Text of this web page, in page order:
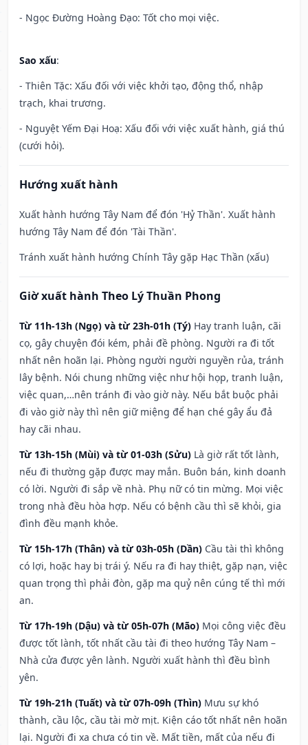
- Ngọc Đường Hoàng Đạo: Tốt cho mọi việc.
Sao xấu:
- Thiên Tặc: Xấu đối với việc khởi tạo, động thổ, nhập
trạch, khai trương.
- Nguyệt Yếm Đại Hoạ: Xấu đối với việc xuất hành, giá thú
(cưới hỏi).
Hướng xuất hành
Xuất hành hướng Tây Nam để đón 'Hỷ Thần'. Xuất hành
hướng Tây Nam để đón 'Tài Thần'.
Tránh xuất hành hướng Chính Tây gặp Hạc Thần (xấu)
Giờ xuất hành Theo Lý Thuần Phong
Từ 11h-13h (Ngọ) và từ 23h-01h (Tý) Hay tranh luận, cãi
cọ, gây chuyện đói kém, phải đề phòng. Người ra đi tốt
nhất nên hoãn lại. Phòng người người nguyền rủa, tránh
lây bệnh. Nói chung những việc như hội họp, tranh luận,
việc quan,…nên tránh đi vào giờ này. Nếu bắt buộc phải
đi vào giờ này thì nên giữ miệng để hạn ché gây ẩu đả
hay cãi nhau.
Từ 13h-15h (Mùi) và từ 01-03h (Sửu) Là giờ rất tốt lành,
nếu đi thường gặp được may mắn. Buôn bán, kinh doanh
có lời. Người đi sắp về nhà. Phụ nữ có tin mừng. Mọi việc
trong nhà đều hòa hợp. Nếu có bệnh cầu thì sẽ khỏi, gia
đình đều mạnh khỏe.
Từ 15h-17h (Thân) và từ 03h-05h (Dần) Cầu tài thì không
có lợi, hoặc hay bị trái ý. Nếu ra đi hay thiệt, gặp nạn, việc
quan trọng thì phải đòn, gặp ma quỷ nên cúng tế thì mới
an.
Từ 17h-19h (Dậu) và từ 05h-07h (Mão) Mọi công việc đều
được tốt lành, tốt nhất cầu tài đi theo hướng Tây Nam –
Nhà cửa được yên lành. Người xuất hành thì đều bình
yên.
Từ 19h-21h (Tuất) và từ 07h-09h (Thìn) Mưu sự khó
thành, cầu lộc, cầu tài mờ mịt. Kiện cáo tốt nhất nên hoãn
lại. Người đi xa chưa có tin về. Mất tiền, mất của nếu đi